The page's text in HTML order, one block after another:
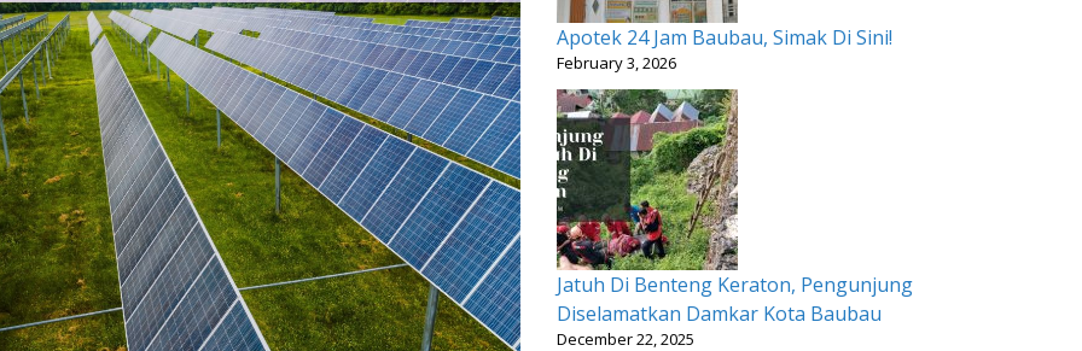
Apotek 24 Jam Baubau, Simak Di Sini!
February 3, 2026
Jatuh Di Benteng Keraton, Pengunjung
Diselamatkan Damkar Kota Baubau
December 22, 2025